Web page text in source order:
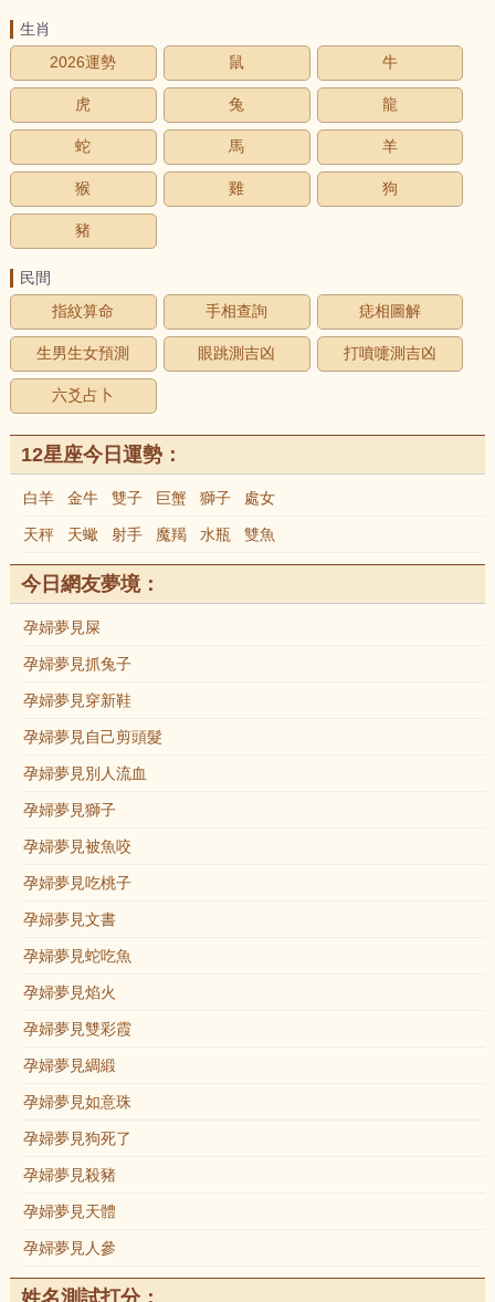
生肖
2026運勢
鼠 牛
虎 兔 龍
蛇 馬 羊
猴 雞 狗
豬
民間
指紋算命
手相查詢 痣相圖解
生男生女預測 眼跳測吉凶 打噴嚏測吉凶
六爻占卜
12星座今日運勢：
白羊 金牛 雙子 巨蟹 獅子 處女
天秤 天蠍 射手 魔羯 水瓶 雙魚
今日網友夢境：
孕婦夢見屎
孕婦夢見抓兔子
孕婦夢見穿新鞋
孕婦夢見自己剪頭髮
孕婦夢見別人流血
孕婦夢見獅子
孕婦夢見被魚咬
孕婦夢見吃桃子
孕婦夢見文書
孕婦夢見蛇吃魚
孕婦夢見焰火
孕婦夢見雙彩霞
孕婦夢見綢緞
孕婦夢見如意珠
孕婦夢見狗死了
孕婦夢見殺豬
孕婦夢見天體
孕婦夢見人參
姓名測試打分：